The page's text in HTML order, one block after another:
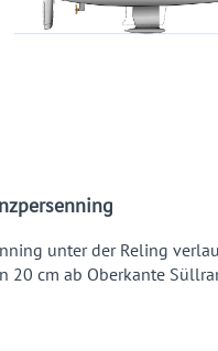
unter der Reling
20 cm ab Oberkante